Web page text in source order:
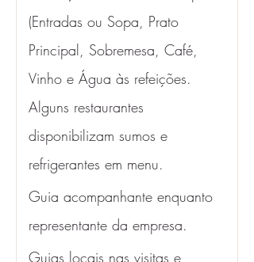
(Entradas ou Sopa, Prato
Principal, Sobremesa, Café,
Vinho e Água às refeições.
Alguns restaurantes
disponibilizam sumos e
refrigerantes em menu.
Guia acompanhante enquanto
representante da empresa.
Guias locais nas visitas e